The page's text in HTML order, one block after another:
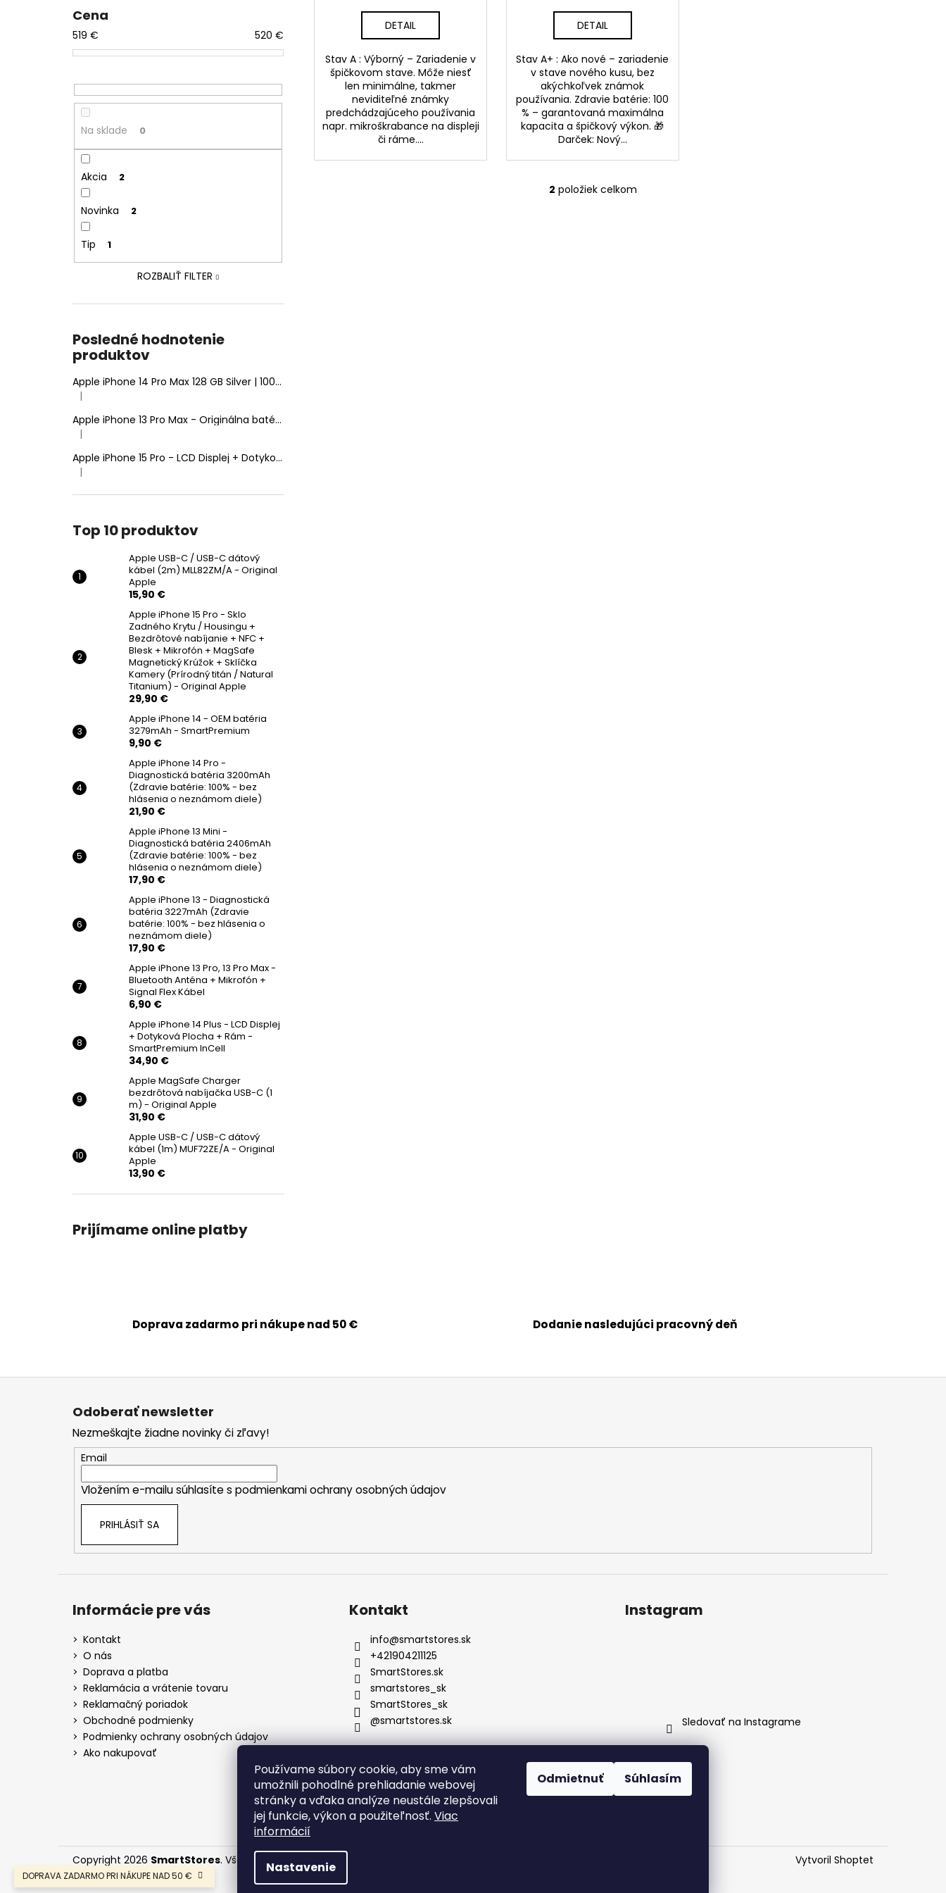
Používame súbory cookie, aby sme vám
umožnili pohodlné prehliadanie webovej
stránky a vďaka analýze neustále zlepšovali
jej funkcie, výkon a použiteľnosť. Viac
informácií
Nastavenie
Odmietnuť Súhlasím
DOPRAVA ZADARMO PRI NÁKUPE NAD 50 €
Cena
519 € 520 €
Na sklade 0
Akcia 2
Novinka 2
Tip 1
ROZBALIŤ FILTER
Posledné hodnotenie
produktov
Apple iPhone 14 Pro Max 128 GB Silver | 100% Zdravie batérie | Stav: A (Výborný)
Hodnotenie produktu je 5 z 5 hviezdičiek.
|
Apple iPhone 13 Pro Max - Originálna batéria 4352mAh (Zdravie batérie: 100% - bez hlásenia o neznámom diele)
Hodnotenie produktu je 5 z 5 hviezdičiek.
|
Apple iPhone 15 Pro - LCD Displej + Dotyková Plocha + Rám - SmartPremium Hard OLED
Hodnotenie produktu je 5 z 5 hviezdičiek.
|
Top 10 produktov
Apple USB-C / USB-C dátový
kábel (2m) MLL82ZM/A - Original
Apple
15,90 €
Apple iPhone 15 Pro - Sklo
Zadného Krytu / Housingu +
Bezdrôtové nabíjanie + NFC +
Blesk + Mikrofón + MagSafe
Magnetický Krúžok + Sklíčka
Kamery (Prírodný titán / Natural
Titanium) - Original Apple
29,90 €
Apple iPhone 14 - OEM batéria
3279mAh - SmartPremium
9,90 €
Apple iPhone 14 Pro -
Diagnostická batéria 3200mAh
(Zdravie batérie: 100% - bez
hlásenia o neznámom diele)
21,90 €
Apple iPhone 13 Mini -
Diagnostická batéria 2406mAh
(Zdravie batérie: 100% - bez
hlásenia o neznámom diele)
17,90 €
Apple iPhone 13 - Diagnostická
batéria 3227mAh (Zdravie
batérie: 100% - bez hlásenia o
neznámom diele)
17,90 €
Apple iPhone 13 Pro, 13 Pro Max -
Bluetooth Anténa + Mikrofón +
Signal Flex Kábel
6,90 €
Apple iPhone 14 Plus - LCD Displej
+ Dotyková Plocha + Rám -
SmartPremium InCell
34,90 €
Apple MagSafe Charger
bezdrôtová nabíjačka USB-C (1
m) - Original Apple
31,90 €
Apple USB-C / USB-C dátový
kábel (1m) MUF72ZE/A - Original
Apple
13,90 €
Prijímame online platby
R
M
O
DETAIL
Stav A : Výborný – Zariadenie v
špičkovom stave. Môže niesť
len minimálne, takmer
neviditeľné známky
predchádzajúceho používania
napr. mikroškrabance na displeji
či ráme....
R
M
O
DETAIL
Stav A+ : Ako nové – zariadenie
v stave nového kusu, bez
akýchkoľvek známok
používania. Zdravie batérie: 100
% – garantovaná maximálna
kapacita a špičkový výkon. 🎁
Darček: Nový...
O
2 položiek celkom
Doprava zadarmo pri nákupe nad 50 € Dodanie nasledujúci pracovný deň
Odoberať newsletter
Nezmeškajte žiadne novinky či zľavy!
Email
Vložením e-mailu súhlasíte s podmienkami ochrany osobných údajov
PRIHLÁSIŤ SA
Informácie pre vás
Kontakt
O nás
Doprava a platba
Reklamácia a vrátenie tovaru
Reklamačný poriadok
Obchodné podmienky
Podmienky ochrany osobných údajov
Ako nakupovať
Kontakt
info@smartstores.sk
+421904211125
SmartStores.sk
smartstores_sk
SmartStores_sk
@smartstores.sk
Instagram
Sledovať na Instagrame
Vytvoril Shoptet
Copyright 2026 SmartStores. Všetky práva vyhradené.